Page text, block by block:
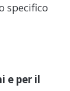
specifico
e per il